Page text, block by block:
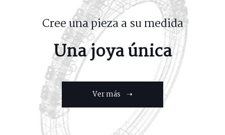
Cree una pieza a su medida
Una joya única
Ver más ➝